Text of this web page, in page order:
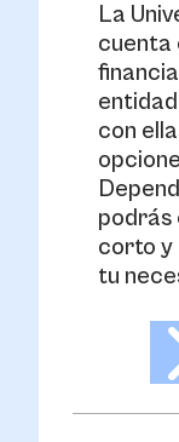
La
cuenta
con
podrás
corto y
tu